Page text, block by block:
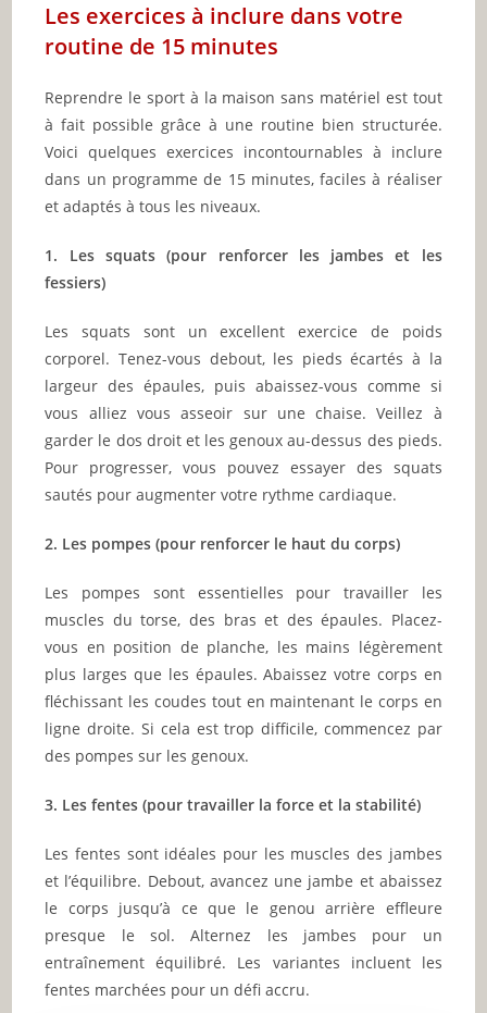
Les exercices à inclure dans votre
routine de 15 minutes
Reprendre le sport à la maison sans matériel est tout
à fait possible grâce à une routine bien structurée.
Voici quelques exercices incontournables à inclure
dans un programme de 15 minutes, faciles à réaliser
et adaptés à tous les niveaux.
1. Les squats (pour renforcer les jambes et les
fessiers)
Les squats sont un excellent exercice de poids
corporel. Tenez-vous debout, les pieds écartés à la
largeur des épaules, puis abaissez-vous comme si
vous alliez vous asseoir sur une chaise. Veillez à
garder le dos droit et les genoux au-dessus des pieds.
Pour progresser, vous pouvez essayer des squats
sautés pour augmenter votre rythme cardiaque.
2. Les pompes (pour renforcer le haut du corps)
Les pompes sont essentielles pour travailler les
muscles du torse, des bras et des épaules. Placez-
vous en position de planche, les mains légèrement
plus larges que les épaules. Abaissez votre corps en
fléchissant les coudes tout en maintenant le corps en
ligne droite. Si cela est trop difficile, commencez par
des pompes sur les genoux.
3. Les fentes (pour travailler la force et la stabilité)
Les fentes sont idéales pour les muscles des jambes
et l’équilibre. Debout, avancez une jambe et abaissez
le corps jusqu’à ce que le genou arrière effleure
presque le sol. Alternez les jambes pour un
entraînement équilibré. Les variantes incluent les
fentes marchées pour un défi accru.